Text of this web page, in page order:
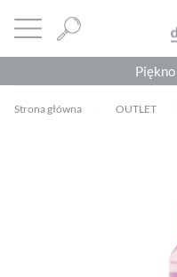
Otwórz menu
Strona główna OUTLET